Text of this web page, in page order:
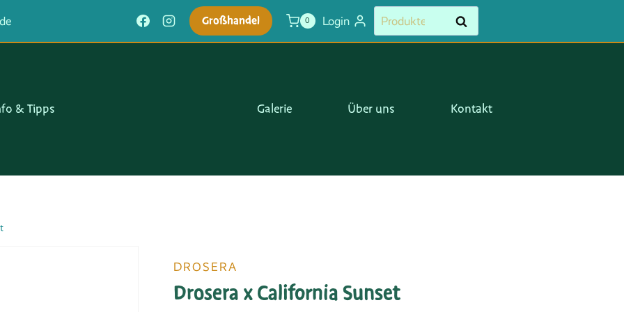
Großhandel 0 Login
Suchen
nach:
Suchen
& Tipps Galerie Über uns Kontakt
DROSERA
Drosera x California Sunset